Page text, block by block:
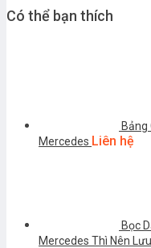
Có thể bạn thích
Bảng
Mercedes Liên hệ
Bọc
Mercedes Thì Nên